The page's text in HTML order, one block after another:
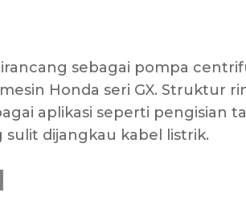
sebagai pompa
Honda seri GX. Struktur
aplikasi seperti pengisian
dijangkau kabel listrik.